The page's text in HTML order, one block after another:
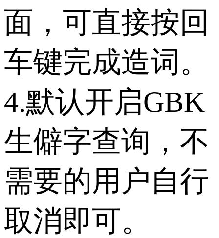
面，可直接按回
车键完成造词。
4.默认开启GBK
生僻字查询，不
需要的用户自行
取消即可。